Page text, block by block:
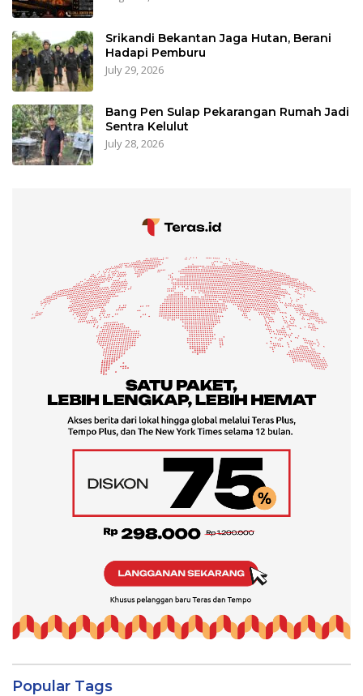
Srikandi Bekantan Jaga Hutan, Berani
Hadapi Pemburu
July 29, 2026
Bang Pen Sulap Pekarangan Rumah Jadi
Sentra Kelulut
July 28, 2026
Popular Tags